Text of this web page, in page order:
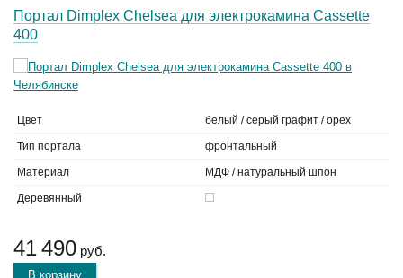
Портал Dimplex Chelsea для электрокамина Cassette
400
Цвет белый / серый графит / орех
Тип портала фронтальный
Материал МДФ / натуральный шпон
Деревянный
41 490 руб.
В корзину